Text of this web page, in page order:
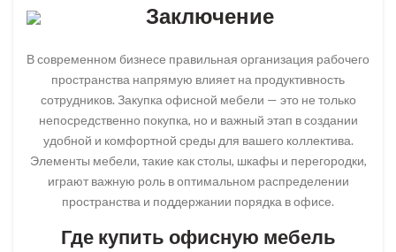
Заключение
В современном бизнесе правильная организация рабочего
пространства напрямую влияет на продуктивность
сотрудников. Закупка офисной мебели — это не только
непосредственно покупка, но и важный этап в создании
удобной и комфортной среды для вашего коллектива.
Элементы мебели, такие как столы, шкафы и перегородки,
играют важную роль в оптимальном распределении
пространства и поддержании порядка в офисе.
Где купить офисную мебель